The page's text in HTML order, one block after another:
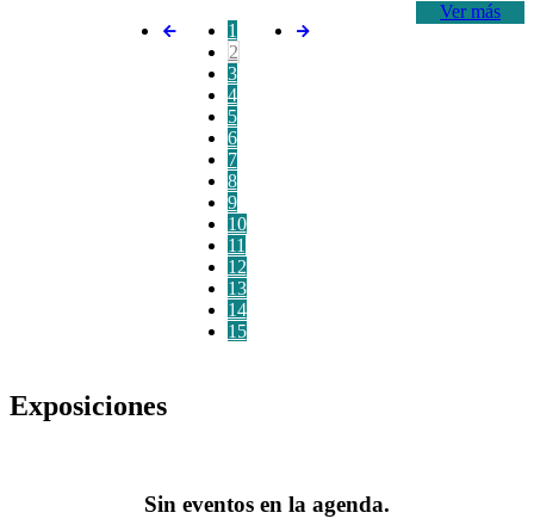
Ver más
1
2
3
4
5
6
7
8
9
10
11
12
13
14
15
Exposiciones
Sin eventos en la agenda.